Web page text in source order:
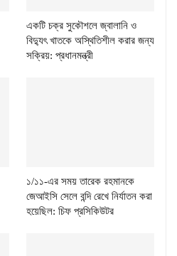
একটি চক্র সুকৌশলে জ্বালানি ও
বিদ্যুৎ খাতকে অস্থিতিশীল করার জন্য
সক্রিয়: প্রধানমন্ত্রী
১/১১-এর সময় তারেক রহমানকে
জেআইসি সেলে বন্দি রেখে নির্যাতন করা
হয়েছিল: চিফ প্রসিকিউটর